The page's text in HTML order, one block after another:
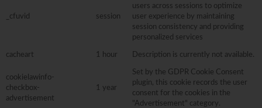
_cfuvid session
users across sessions to optimize
user experience by maintaining
session consistency and providing
personalized services
cacheart 1 hour Description is currently not available.
cookielawinfo-
checkbox-
advertisement
1 year
Set by the GDPR Cookie Consent
plugin, this cookie records the user
consent for the cookies in the
"Advertisement" category.